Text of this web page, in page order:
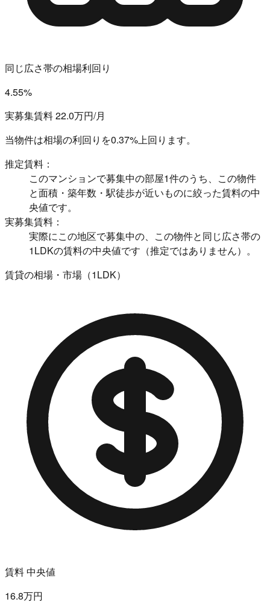
同じ広さ帯の相場利回り
4.55%
実募集賃料 22.0万円/月
当物件は相場の利回りを0.37%上回ります。
推定賃料：
このマンションで募集中の部屋1件のうち、この物件
と面積・築年数・駅徒歩が近いものに絞った賃料の中
央値です。
実募集賃料：
実際にこの地区で募集中の、この物件と同じ広さ帯の
1LDKの賃料の中央値です（推定ではありません）。
賃貸の相場・市場（1LDK）
賃料 中央値
16.8万円